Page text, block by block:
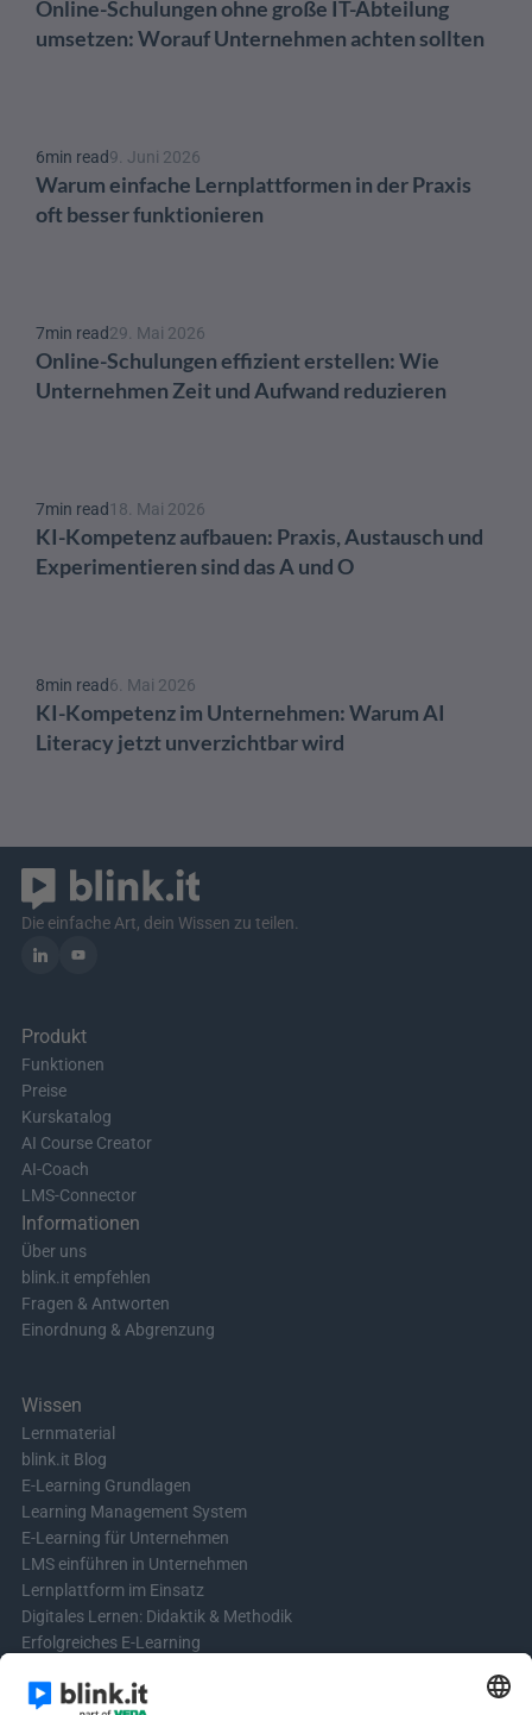
Online-Schulungen ohne große IT-Abteilung
umsetzen: Worauf Unternehmen achten sollten
6min read9. Juni 2026
Warum einfache Lernplattformen in der Praxis
oft besser funktionieren
7min read29. Mai 2026
Online-Schulungen effizient erstellen: Wie
Unternehmen Zeit und Aufwand reduzieren
7min read18. Mai 2026
KI-Kompetenz aufbauen: Praxis, Austausch und
Experimentieren sind das A und O
8min read6. Mai 2026
KI-Kompetenz im Unternehmen: Warum AI
Literacy jetzt unverzichtbar wird
Die einfache Art, dein Wissen zu teilen.
Produkt
Funktionen
Preise
Kurskatalog
AI Course Creator
AI-Coach
LMS-Connector
Informationen
Über uns
blink.it empfehlen
Fragen & Antworten
Einordnung & Abgrenzung
Wissen
Lernmaterial
blink.it Blog
E-Learning Grundlagen
Learning Management System
E-Learning für Unternehmen
LMS einführen in Unternehmen
Lernplattform im Einsatz
Digitales Lernen: Didaktik & Methodik
Erfolgreiches E-Learning
Learning & Development